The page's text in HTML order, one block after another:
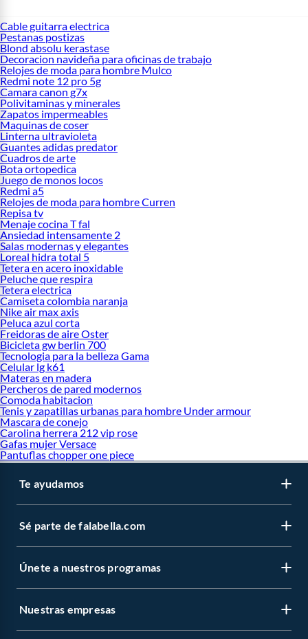
Cable guitarra electrica
Pestanas postizas
Blond absolu kerastase
Decoracion navideña para oficinas de trabajo
Relojes de moda para hombre Mulco
Redmi note 12 pro 5g
Camara canon g7x
Polivitaminas y minerales
Zapatos impermeables
Maquinas de coser
Linterna ultravioleta
Guantes adidas predator
Cuadros de arte
Bota ortopedica
Juego de monos locos
Redmi a5
Relojes de moda para hombre Curren
Repisa tv
Menaje cocina T fal
Ansiedad intensamente 2
Salas modernas y elegantes
Loreal hidra total 5
Tetera en acero inoxidable
Peluche que respira
Tetera electrica
Camiseta colombia naranja
Nike air max axis
Peluca azul corta
Freidoras de aire Oster
Bicicleta gw berlin 700
Tecnologia para la belleza Gama
Celular lg k61
Materas en madera
Percheros de pared modernos
Comoda habitacion
Tenis y zapatillas urbanas para hombre Under armour
Mascara de conejo
Carolina herrera 212 vip rose
Gafas mujer Versace
Pantuflas chopper one piece
Te ayudamos
Sé parte de falabella.com
Únete a nuestros programas
Nuestras empresas